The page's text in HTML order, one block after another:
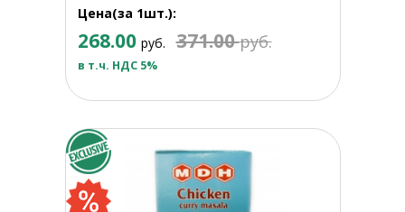
Цена(за 1шт.):
268.00 руб. 371.00руб.
в т.ч. НДС 5%